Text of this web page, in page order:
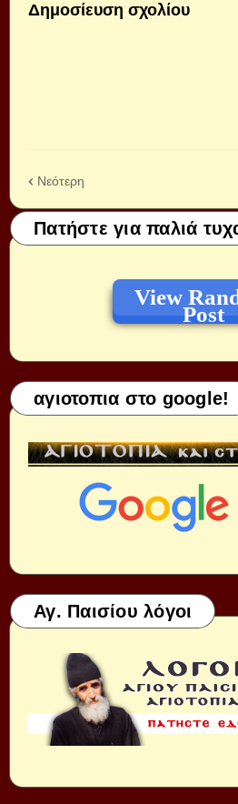
Δημοσίευση σχολίου
Νεότερη
Πατήστε για παλιά
View
Post
αγιοτοπια στο google!
Αγ. Παισίου λόγοι